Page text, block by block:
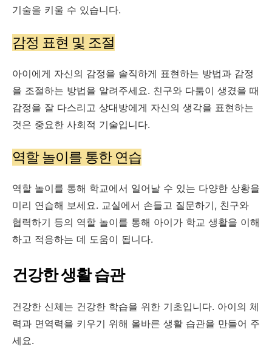
기술을 키울 수 있습니다.
감정 표현 및 조절
아이에게 자신의 감정을 솔직하게 표현하는 방법과 감정
을 조절하는 방법을 알려주세요. 친구와 다툼이 생겼을 때
감정을 잘 다스리고 상대방에게 자신의 생각을 표현하는
것은 중요한 사회적 기술입니다.
역할 놀이를 통한 연습
역할 놀이를 통해 학교에서 일어날 수 있는 다양한 상황을
미리 연습해 보세요. 교실에서 손들고 질문하기, 친구와
협력하기 등의 역할 놀이를 통해 아이가 학교 생활을 이해
하고 적응하는 데 도움이 됩니다.
건강한 생활 습관
건강한 신체는 건강한 학습을 위한 기초입니다. 아이의 체
력과 면역력을 키우기 위해 올바른 생활 습관을 만들어 주
세요.